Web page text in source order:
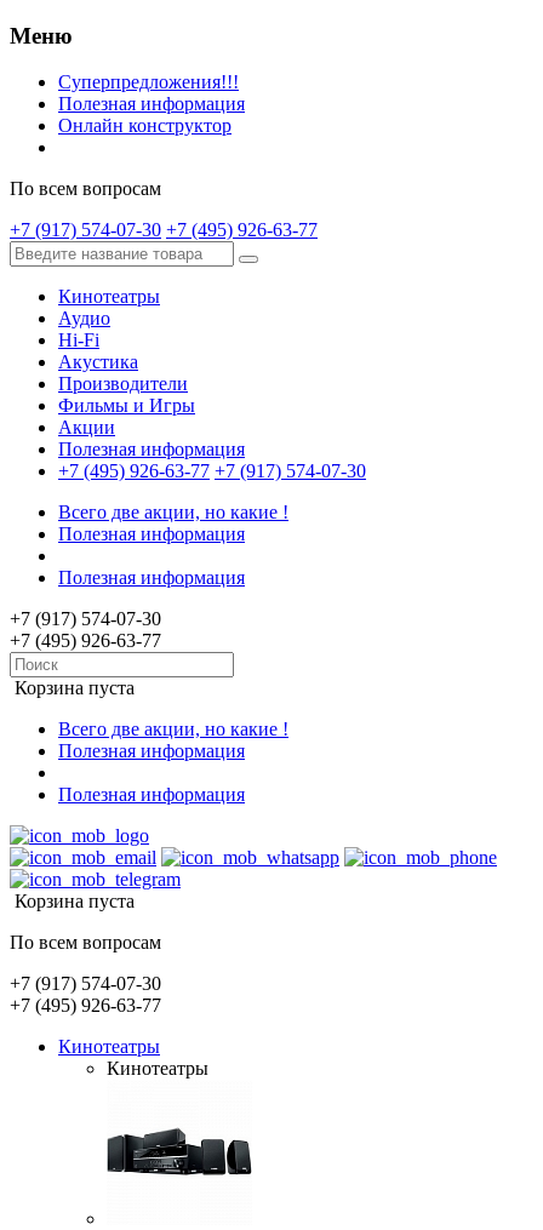
Меню
Суперпредложения!!!
Полезная информация
Онлайн конструктор
По всем вопросам
+7 (917) 574-07-30 +7 (495) 926-63-77
Кинотеатры
Аудио
Hi-Fi
Акустика
Производители
Фильмы и Игры
Акции
Полезная информация
+7 (495) 926-63-77 +7 (917) 574-07-30
Всего две акции, но какие !
Полезная информация
Полезная информация
+7 (917) 574-07-30
+7 (495) 926-63-77
Корзина пуста
Всего две акции, но какие !
Полезная информация
Полезная информация
Корзина пуста
По всем вопросам
+7 (917) 574-07-30
+7 (495) 926-63-77
Кинотеатры
Кинотеатры